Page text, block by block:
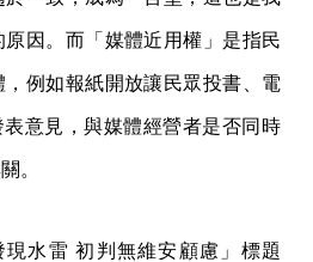
因。而「媒體近用權」是指民
例如報紙開放讓民眾投書、電
意見，與媒體經營者是否同時
。
水雷 初判無維安顧慮」標題